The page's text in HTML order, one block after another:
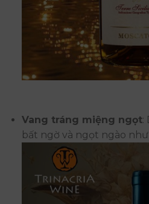
Vang tráng miệng ngọt:
bất ngờ và ngọt ngào